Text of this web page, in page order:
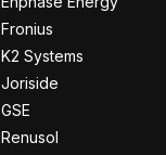
Fronius
K2 Systems
Joriside
GSE
Renusol